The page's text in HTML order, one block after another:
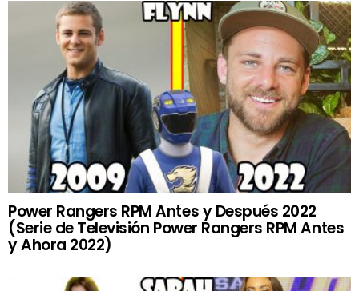
Power Rangers RPM Antes y Después 2022
(Serie de Televisión Power Rangers RPM Antes
y Ahora 2022)